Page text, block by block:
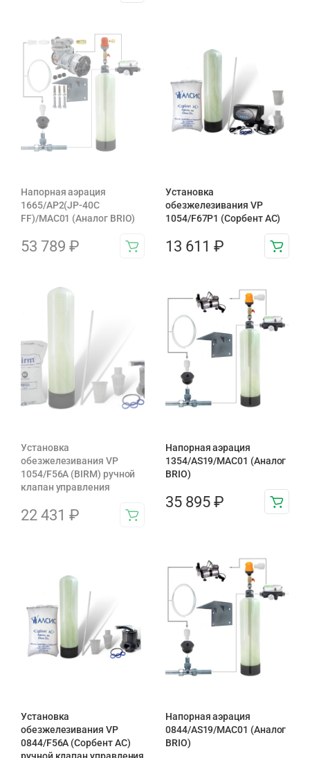
Напорная аэрация
1665/AP2(JP-40C
FF)/MAC01 (Аналог BRIO)
53 789 ₽
Установка
обезжелезивания VP
1054/F67P1 (Сорбент АС)
13 611 ₽
Установка
обезжелезивания VP
1054/F56A (BIRM) ручной
клапан управления
22 431 ₽
Напорная аэрация
1354/AS19/MAC01 (Аналог
BRIO)
35 895 ₽
Установка
обезжелезивания VP
0844/F56A (Сорбент АС)
Напорная аэрация
0844/AS19/MAC01 (Аналог
BRIO)